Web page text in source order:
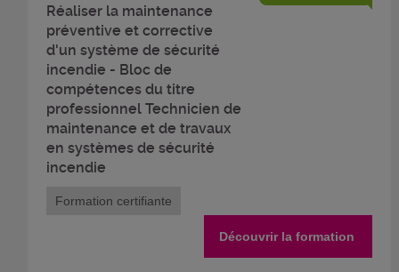
Réaliser la maintenance
préventive et corrective
d'un système de sécurité
incendie - Bloc de
compétences du titre
professionnel Technicien de
maintenance et de travaux
en systèmes de sécurité
incendie
Formation certifiante
Découvrir la formation